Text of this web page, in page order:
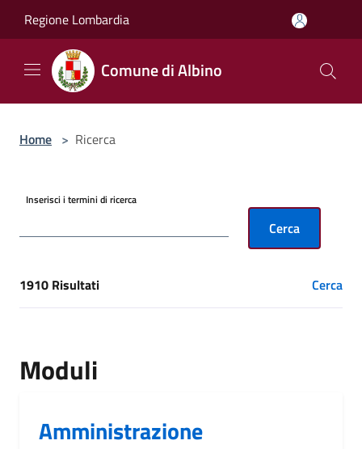
Regione Lombardia
Comune di Albino
Home > Ricerca
Inserisci i termini di ricerca
Cerca
[results] Risultati
1910 Risultati Cerca
Moduli
Amministrazione